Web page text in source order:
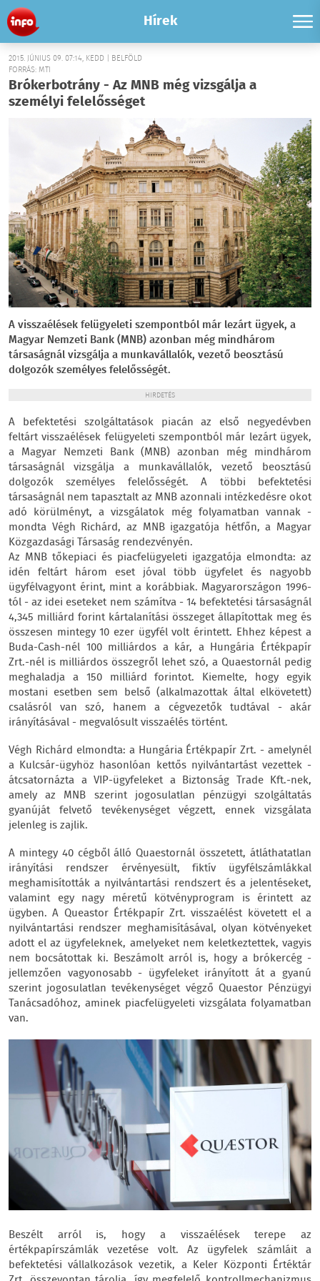
Hírek
2015. JÚNIUS 09. 07:14, KEDD | BELFÖLD
FORRÁS: MTI
Brókerbotrány - Az MNB még vizsgálja a
személyi felelősséget
A visszaélések felügyeleti szempontból már lezárt ügyek, a
Magyar Nemzeti Bank (MNB) azonban még mindhárom
társaságnál vizsgálja a munkavállalók, vezető beosztású
dolgozók személyes felelősségét.
HIRDETÉS
A befektetési szolgáltatások piacán az első negyedévben
feltárt visszaélések felügyeleti szempontból már lezárt ügyek,
a Magyar Nemzeti Bank (MNB) azonban még mindhárom
társaságnál vizsgálja a munkavállalók, vezető beosztású
dolgozók személyes felelősségét. A többi befektetési
társaságnál nem tapasztalt az MNB azonnali intézkedésre okot
adó körülményt, a vizsgálatok még folyamatban vannak -
mondta Végh Richárd, az MNB igazgatója hétfőn, a Magyar
Közgazdasági Társaság rendezvényén.
Az MNB tőkepiaci és piacfelügyeleti igazgatója elmondta: az
idén feltárt három eset jóval több ügyfelet és nagyobb
ügyfélvagyont érint, mint a korábbiak. Magyarországon 1996-
tól - az idei eseteket nem számítva - 14 befektetési társaságnál
4,345 milliárd forint kártalanítási összeget állapítottak meg és
összesen mintegy 10 ezer ügyfél volt érintett. Ehhez képest a
Buda-Cash-nél 100 milliárdos a kár, a Hungária Értékpapír
Zrt.-nél is milliárdos összegről lehet szó, a Quaestornál pedig
meghaladja a 150 milliárd forintot. Kiemelte, hogy egyik
mostani esetben sem belső (alkalmazottak által elkövetett)
csalásról van szó, hanem a cégvezetők tudtával - akár
irányításával - megvalósult visszaélés történt.
Végh Richárd elmondta: a Hungária Értékpapír Zrt. - amelynél
a Kulcsár-ügyhöz hasonlóan kettős nyilvántartást vezettek -
átcsatornázta a VIP-ügyfeleket a Biztonság Trade Kft.-nek,
amely az MNB szerint jogosulatlan pénzügyi szolgáltatás
gyanúját felvető tevékenységet végzett, ennek vizsgálata
jelenleg is zajlik.
A mintegy 40 cégből álló Quaestornál összetett, átláthatatlan
irányítási rendszer érvényesült, fiktív ügyfélszámlákkal
meghamisították a nyilvántartási rendszert és a jelentéseket,
valamint egy nagy méretű kötvényprogram is érintett az
ügyben. A Queastor Értékpapír Zrt. visszaélést követett el a
nyilvántartási rendszer meghamisításával, olyan kötvényeket
adott el az ügyfeleknek, amelyeket nem keletkeztettek, vagyis
nem bocsátottak ki. Beszámolt arról is, hogy a brókercég -
jellemzően vagyonosabb - ügyfeleket irányított át a gyanú
szerint jogosulatlan tevékenységet végző Quaestor Pénzügyi
Tanácsadóhoz, aminek piacfelügyeleti vizsgálata folyamatban
van.
Beszélt arról is, hogy a visszaélések terepe az
értékpapírszámlák vezetése volt. Az ügyfelek számláit a
befektetési vállalkozások vezetik, a Keler Központi Értéktár